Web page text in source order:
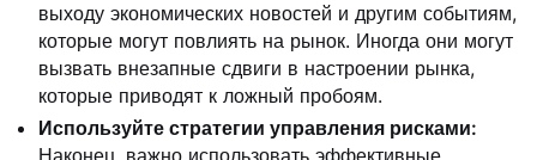
выходу экономических новостей и другим событиям,
которые могут повлиять на рынок. Иногда они могут
вызвать внезапные сдвиги в настроении рынка,
которые приводят к ложный пробоям.
Используйте стратегии управления рисками:
Наконец, важно использовать эффективные